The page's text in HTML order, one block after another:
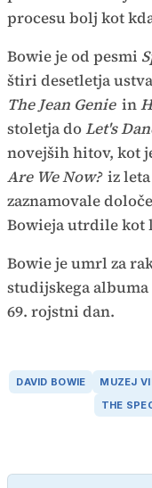
procesu bolj kot
Bowie je od pesmi
štiri desetletja
The Jean Genie in
stoletja doLet's
novejših hitov, kot
Are We Now? iz
zaznamovale
Bowieja utrdile kot
Bowie je umrl za
studijskega albuma
69. rojstni dan.
DAVID BOWIE MUZEJ
THE